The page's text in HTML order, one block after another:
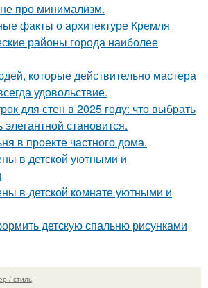
про минимализм.
факты о архитектуре Кремля
районы города наиболее
которые действительно мастера
удовольствие.
для стен в 2025 году: что выбрать
элегантной становится.
в проекте частного дома.
в детской уютными и
в детской комнате уютными и
детскую спальню рисунками
/ стиль